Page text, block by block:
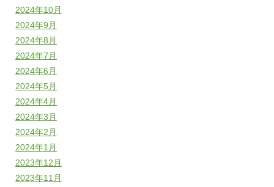
2024年10月
2024年9月
2024年8月
2024年7月
2024年6月
2024年5月
2024年4月
2024年3月
2024年2月
2024年1月
2023年12月
2023年11月